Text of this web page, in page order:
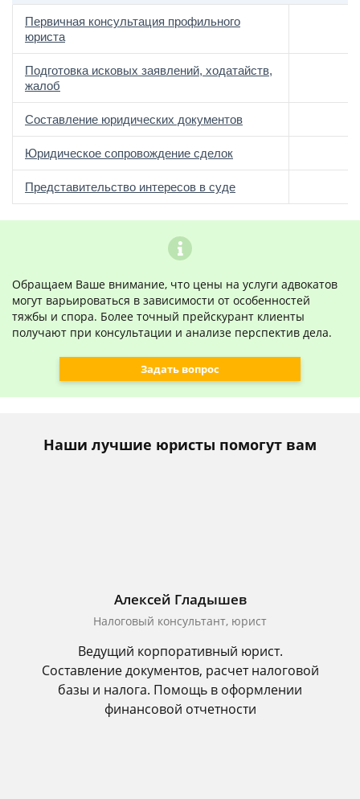
Первичная консультация профильного
юриста
Подготовка исковых заявлений, ходатайств,
жалоб
Составление юридических документов
Юридическое сопровождение сделок
Представительство интересов в суде
Обращаем Ваше внимание, что цены на услуги адвокатов
могут варьироваться в зависимости от особенностей
тяжбы и спора. Более точный прейскурант клиенты
получают при консультации и анализе перспектив дела.
Задать вопрос
Наши лучшие юристы помогут вам
Алексей Гладышев
Налоговый консультант, юрист
Ведущий корпоративный юрист.
Составление документов, расчет налоговой
базы и налога. Помощь в оформлении
финансовой отчетности